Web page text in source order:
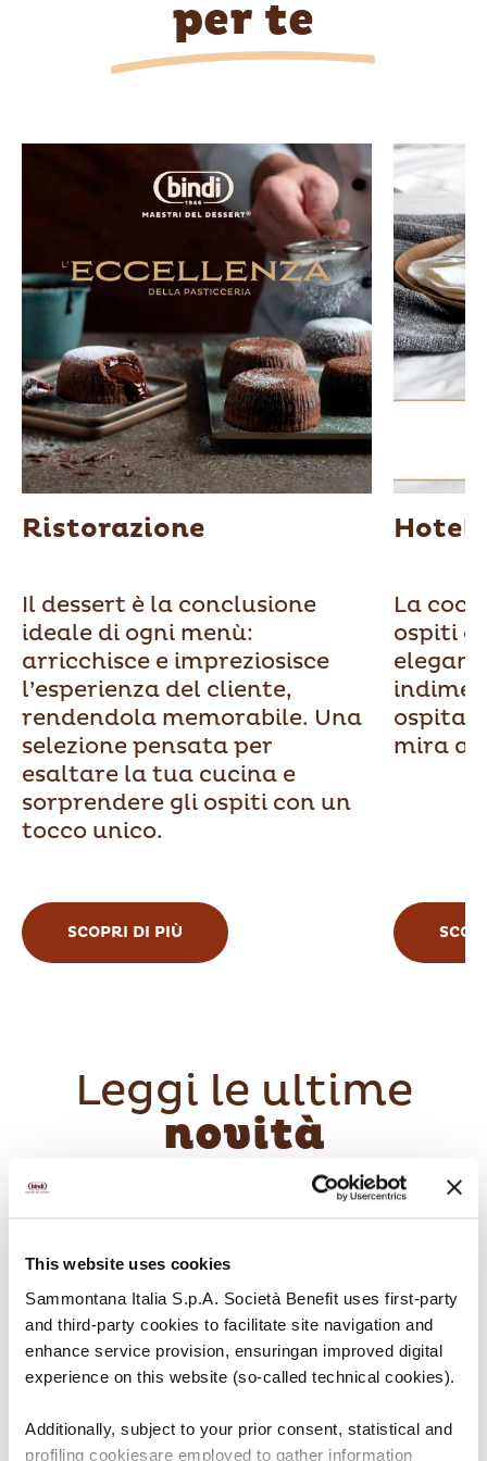
This website uses cookies
Sammontana Italia S.p.A. Società Benefit uses first-party
and third-party cookies to facilitate site navigation and
enhance service provision, ensuringan improved digital
experience on this website (so-called technical cookies).
Additionally, subject to your prior consent, statistical and
profiling cookiesare employed to gather information
per te
Ristorazione
Il dessert è la conclusione
ideale di ogni menù:
arricchisce e impreziosisce
l’esperienza del cliente,
rendendola memorabile. Una
selezione pensata per
esaltare la tua cucina e
sorprendere gli ospiti con un
tocco unico.
SCOPRI DI PIÙ
La
ospiti
mira a
Leggi le ultime
novità
PRODOTTI